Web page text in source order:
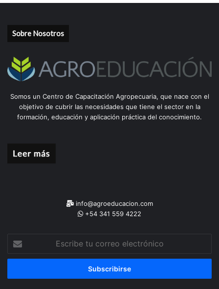
Sobre Nosotros
Somos un Centro de Capacitación Agropecuaria, que nace con el
objetivo de cubrir las necesidades que tiene el sector en la
formación, educación y aplicación práctica del conocimiento.
info@agroeducacion.com
+54 341 559 4222
correo